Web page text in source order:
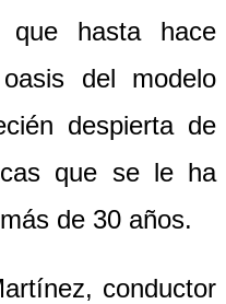
que hasta hace
del modelo
despierta de
que se le ha
de 30 años.
conductor